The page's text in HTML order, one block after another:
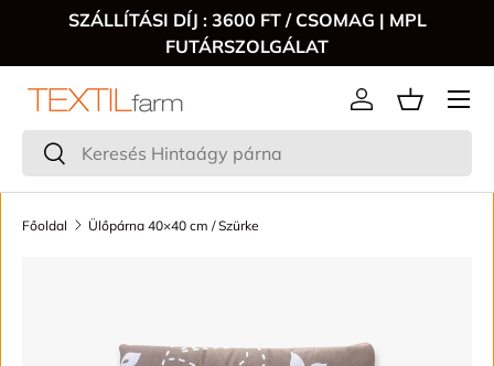
SZÁLLÍTÁSI DÍJ : 3600 FT / CSOMAG | MPL
FUTÁRSZOLGÁLAT
Keresés
Keresés
Bejelentkezés
Menű
Főoldal Ülőpárna 40×40 cm / Szürke